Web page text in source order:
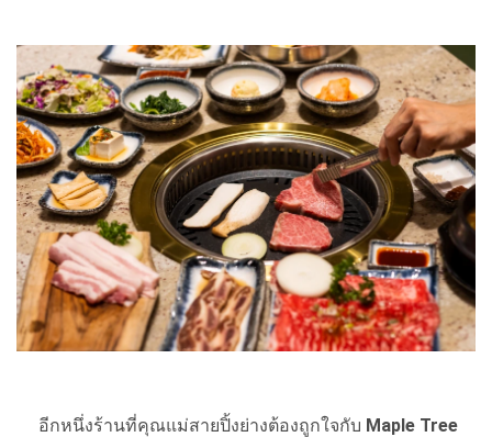
อีกหนึ่งร้านที่คุณแม่สายปิ้งย่างต้องถูกใจกับ Maple Tree